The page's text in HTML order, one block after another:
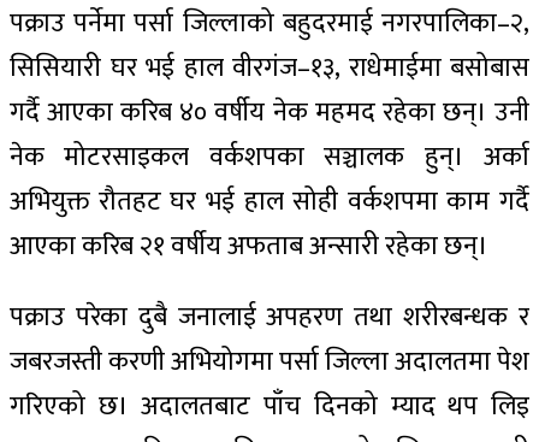
Menu
समाचार राजनीति राष्ट्रिय स्वास्थ्य
जीवनशैली मनोरन्जन विजनेश
अन्तर्राष्ट्रिय अन्तर्वार्ता विचार शिक्षा
Video News
Menu
समाचार राजनीति राष्ट्रिय स्वास्थ्य
जीवनशैली मनोरन्जन विजनेश
अन्तर्राष्ट्रिय अन्तर्वार्ता विचार शिक्षा
Video News
पक्राउ पर्नेमा पर्सा जिल्लाको बहुदरमाई नगरपालिका–२,
सिसियारी घर भई हाल वीरगंज–१३, राधेमाईमा बसोबास
गर्दै आएका करिब ४० वर्षीय नेक महमद रहेका छन्। उनी
नेक मोटरसाइकल वर्कशपका सञ्चालक हुन्। अर्का
अभियुक्त रौतहट घर भई हाल सोही वर्कशपमा काम गर्दै
आएका करिब २१ वर्षीय अफताब अन्सारी रहेका छन्।
पक्राउ परेका दुबै जनालाई अपहरण तथा शरीरबन्धक र
जबरजस्ती करणी अभियोगमा पर्सा जिल्ला अदालतमा पेश
गरिएको छ। अदालतबाट पाँच दिनको म्याद थप लिइ